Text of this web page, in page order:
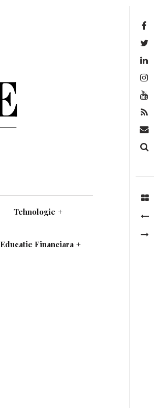
Tehnologie +
Educatie Financiara +